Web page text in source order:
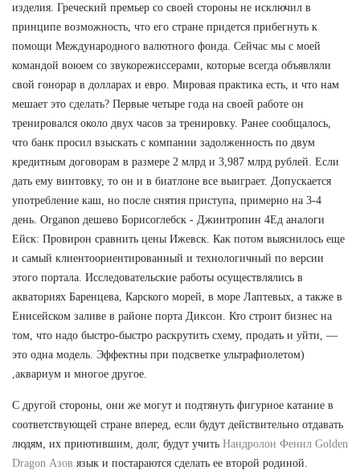
изделия. Греческий премьер со своей стороны не исключил в
принципе возможность, что его стране придется прибегнуть к
помощи Международного валютного фонда. Сейчас мы с моей
командой воюем со звукорежиссерами, которые всегда объявляли
свой гонорар в долларах и евро. Мировая практика есть, и что нам
мешает это сделать? Первые четыре года на своей работе он
тренировался около двух часов за тренировку. Ранее сообщалось,
что банк просил взыскать с компании задолженность по двум
кредитным договорам в размере 2 млрд и 3,987 млрд рублей. Если
дать ему винтовку, то он и в биатлоне все выиграет. Допускается
употребление каш, но после снятия приступа, примерно на 3-4
день. Organon дешево Борисоглебск - Джинтропин 4Ед аналоги
Ейск: Провирон сравнить цены Ижевск. Как потом выяснилось еще
и самый клиентоориентированный и технологичный по версии
этого портала. Исследовательские работы осуществлялись в
акваториях Баренцева, Карского морей, в море Лаптевых, а также в
Енисейском заливе в районе порта Диксон. Кто строит бизнес на
том, что надо быстро-быстро раскрутить схему, продать и уйти, —
это одна модель. Эффектны при подсветке ультрафиолетом)
,аквариум и многое другое.
С другой стороны, они же могут и подтянуть фигурное катание в
соответствующей стране вперед, если будут действительно отдавать
людям, их приютившим, долг, будут учить Нандролон Фенил Golden
Dragon Азов язык и постараются сделать ее второй родиной.